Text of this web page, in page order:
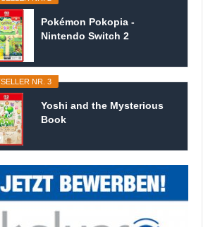
Pokémon Pokopia -
Nintendo Switch 2
NR. 3
Yoshi and the Mysterious
Book